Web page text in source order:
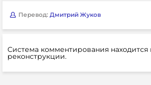
Перевод: Дмитрий Жуков
Система комментирования находится
реконструкции.